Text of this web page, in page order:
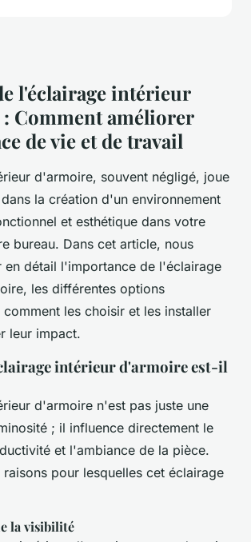
l'éclairage intérieur
Comment améliorer
de vie et de travail
d'armoire, souvent négligé, joue
la création d'un environnement
et esthétique dans votre
bureau. Dans cet article, nous
en détail l'importance de l'éclairage
les différentes options
les choisir et les installer
leur impact.
intérieur d'armoire est-il
d'armoire n'est pas juste une
; il influence directement le
et l'ambiance de la pièce.
pour lesquelles cet éclairage
la visibilité